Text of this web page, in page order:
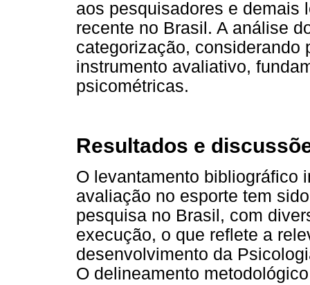
aos pesquisadores e demais
recente no Brasil. A análise
categorização, considerando
instrumento avaliativo,
psicométricas.
Resultados e
O levantamento bibliográfico
avaliação no esporte tem
pesquisa no Brasil, com
execução, o que reflete a
desenvolvimento da
O delineamento